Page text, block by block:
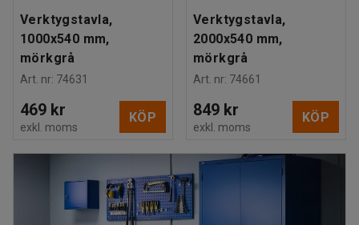
Verktygstavla,
1000x540 mm,
mörkgrå
Art. nr: 74631
469 kr
exkl. moms
KÖP
Verktygstavla,
2000x540 mm,
mörkgrå
Art. nr: 74661
849 kr
exkl. moms
KÖP